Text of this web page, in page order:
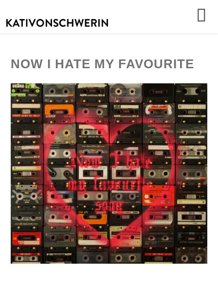
NOW I HATE MY FAVOURITE